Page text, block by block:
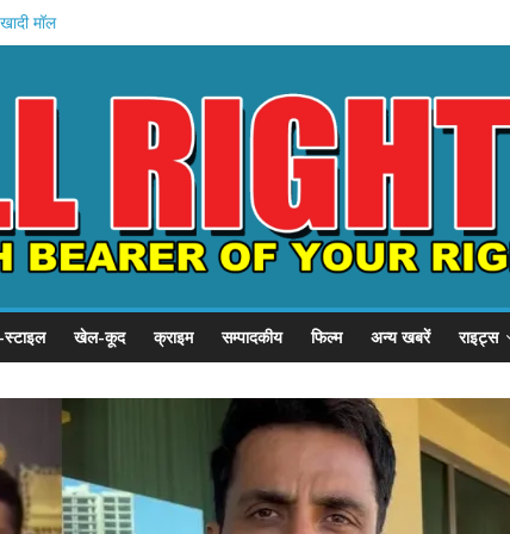
मॉल
की शुरुआत
करोड़
अरेस्ट
खेल-कूद क्राइम सम्पादकीय फिल्म अन्य खबरें राइट्स